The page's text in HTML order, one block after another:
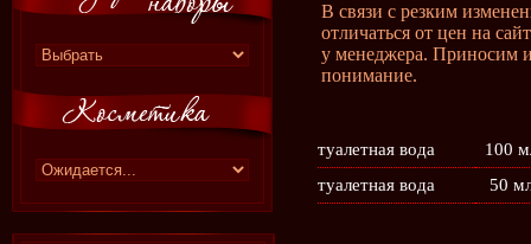
В связи с резким
отличаться от цен на
у менеджера. Приносим
понимание.
туалетная вода
100
туалетная вода
50